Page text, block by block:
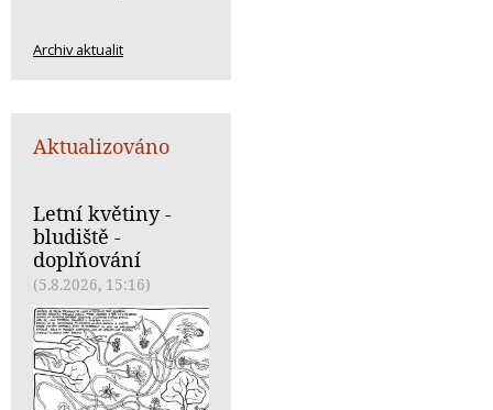
Archiv aktualit
Aktualizováno
Letní květiny -
bludiště -
doplňování
(5.8.2026, 15:16)